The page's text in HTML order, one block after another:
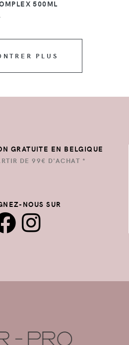
500ML
PLUS
GRATUITE EN BELGIQUE
DE 99€ D'ACHAT *
NOUS SUR